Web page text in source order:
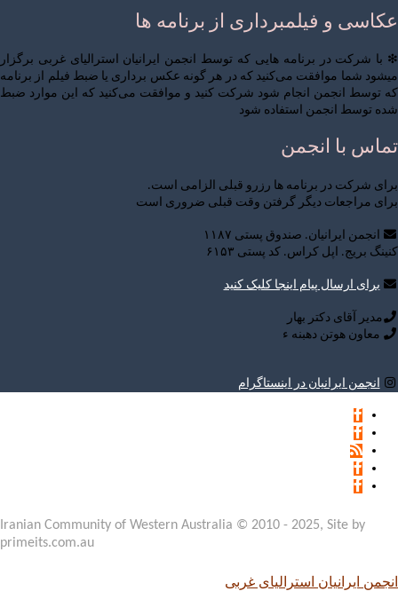
عکاسی و فیلمبرداری از برنامه ها
❇ با شرکت در برنامه هایی که توسط انجمن ایرانیان استرالیای غربی برگزار
میشود شما موافقت می‌کنید که در هر گونه عکس‌ برداری یا ضبط‌ فیلم از برنامه
که توسط انجمن انجام شود شرکت کنید و موافقت می‌کنید که این موارد ضبط
شده توسط انجمن استفاده شود
تماس با انجمن
برای شرکت در برنامه ها رزرو قبلی الزامی است.
برای مراجعات دیگر گرفتن وقت قبلی ضروری است
انجمن ایرانیان. صندوق پستی ۱۱۸۷
کنینگ بریج. اپل کراس. کد پستی ۶۱۵۳
برای ارسال پیام اینجا کلیک کنید
مدیر آقای دکتر بهار
معاون هوتن دهبنه ء
انجمن ایرانیان در اینستاگرام
© 2010 - 2025,
انجمن ایرانیان استرالیای غربی